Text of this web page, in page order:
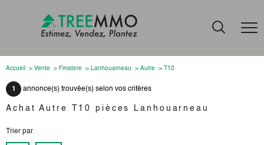
Accueil Vente Finistere Lanhouarneau Autre T10
1 annonce(s) trouvée(s) selon vos critères
Achat Autre T10 pièces Lanhouarneau
Trier par